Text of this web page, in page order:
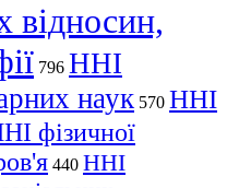
відносин,
796 ННІ
наук 570 ННІ
фізичної
440 ННІ